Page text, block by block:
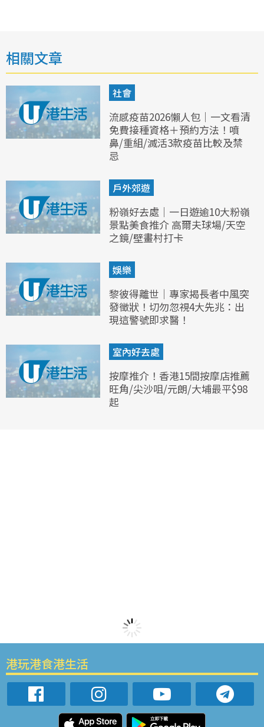
相關文章
社會
流感疫苗2026懶人包｜一文看清
免費接種資格＋預約方法！噴
鼻/重組/滅活3款疫苗比較及禁
忌
戶外郊遊
粉嶺好去處｜一日遊逾10大粉嶺
景點美食推介 高爾夫球場/天空
之鏡/壁畫村打卡
娛樂
黎彼得離世｜專家揭長者中風突
發徵狀！切勿忽視4大先兆：出
現這警號即求醫！
室內好去處
按摩推介！香港15間按摩店推薦
旺角/尖沙咀/元朗/大埔最平$98
起
港玩港食港生活